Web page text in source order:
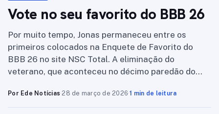
Vote no seu favorito do BBB 26
Por muito tempo, Jonas permaneceu entre os
primeiros colocados na Enquete de Favorito do
BBB 26 no site NSC Total. A eliminação do
veterano, que aconteceu no décimo paredão do…
Por Ede Notícias·28 de março de 2026·1 min de leitura